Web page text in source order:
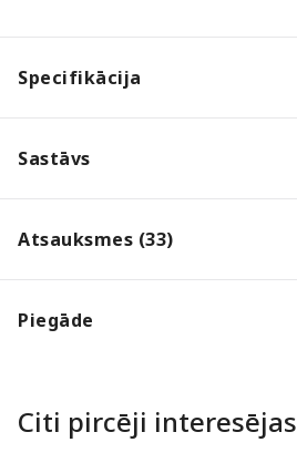
Specifikācija
Sastāvs
Atsauksmes (33)
Piegāde
Citi pircēji interesējas